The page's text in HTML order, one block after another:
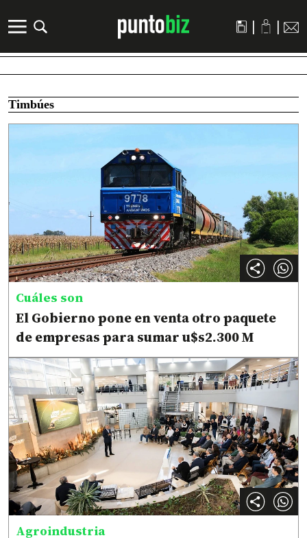
| |
Timbúes
Cuáles son
El Gobierno pone en venta otro paquete
de empresas para sumar u$s2.300 M
Agroindustria